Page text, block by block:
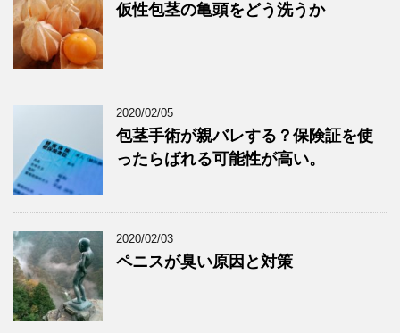
仮性包茎の亀頭をどう洗うか
2020/02/05
包茎手術が親バレする？保険証を使
ったらばれる可能性が高い。
2020/02/03
ペニスが臭い原因と対策